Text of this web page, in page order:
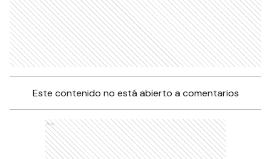
Este contenido no está abierto a comentarios
Ads